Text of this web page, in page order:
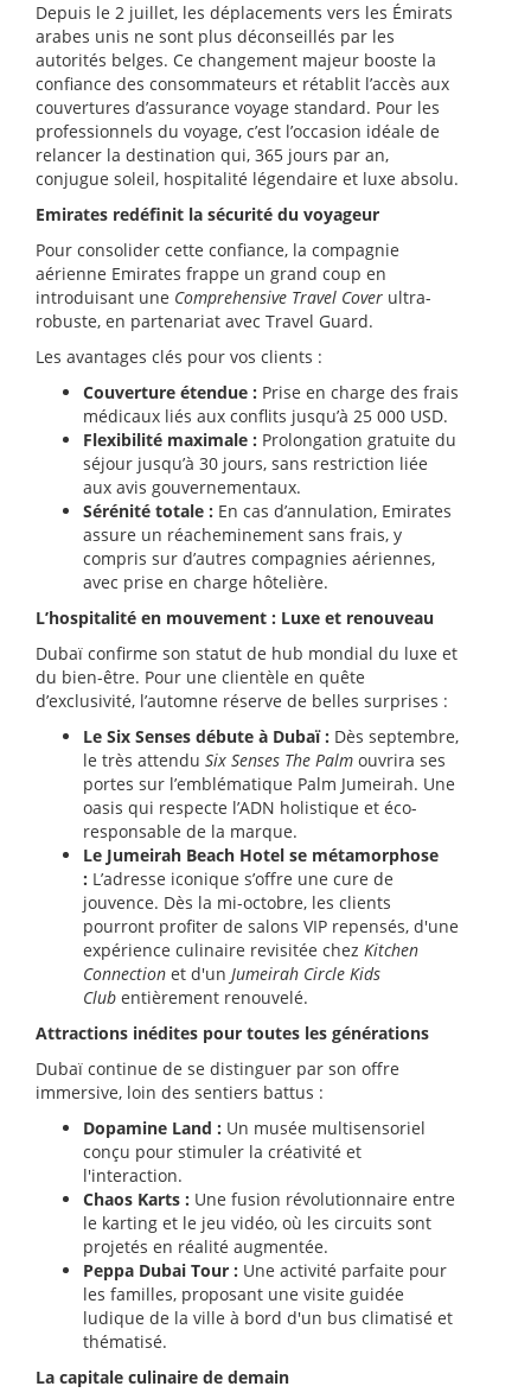
Depuis le 2 juillet, les déplacements vers les Émirats
arabes unis ne sont plus déconseillés par les
autorités belges. Ce changement majeur booste la
confiance des consommateurs et rétablit l’accès aux
couvertures d’assurance voyage standard. Pour les
professionnels du voyage, c’est l’occasion idéale de
relancer la destination qui, 365 jours par an,
conjugue soleil, hospitalité légendaire et luxe absolu.
Emirates redéfinit la sécurité du voyageur
Pour consolider cette confiance, la compagnie
aérienne Emirates frappe un grand coup en
introduisant une Comprehensive Travel Cover ultra-
robuste, en partenariat avec Travel Guard.
Les avantages clés pour vos clients :
Couverture étendue : Prise en charge des frais
médicaux liés aux conflits jusqu’à 25 000 USD.
Flexibilité maximale : Prolongation gratuite du
séjour jusqu’à 30 jours, sans restriction liée
aux avis gouvernementaux.
Sérénité totale : En cas d’annulation, Emirates
assure un réacheminement sans frais, y
compris sur d’autres compagnies aériennes,
avec prise en charge hôtelière.
L’hospitalité en mouvement : Luxe et renouveau
Dubaï confirme son statut de hub mondial du luxe et
du bien-être. Pour une clientèle en quête
d’exclusivité, l’automne réserve de belles surprises :
Le Six Senses débute à Dubaï : Dès septembre,
le très attendu Six Senses The Palm ouvrira ses
portes sur l’emblématique Palm Jumeirah. Une
oasis qui respecte l’ADN holistique et éco-
responsable de la marque.
Le Jumeirah Beach Hotel se métamorphose
: L’adresse iconique s’offre une cure de
jouvence. Dès la mi-octobre, les clients
pourront profiter de salons VIP repensés, d'une
expérience culinaire revisitée chez Kitchen
Connection et d'un Jumeirah Circle Kids
Club entièrement renouvelé.
Attractions inédites pour toutes les générations
Dubaï continue de se distinguer par son offre
immersive, loin des sentiers battus :
Dopamine Land : Un musée multisensoriel
conçu pour stimuler la créativité et
l'interaction.
Chaos Karts : Une fusion révolutionnaire entre
le karting et le jeu vidéo, où les circuits sont
projetés en réalité augmentée.
Peppa Dubai Tour : Une activité parfaite pour
les familles, proposant une visite guidée
ludique de la ville à bord d'un bus climatisé et
thématisé.
La capitale culinaire de demain